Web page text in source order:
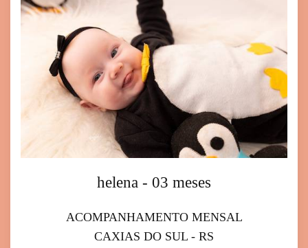
helena - 03 meses
ACOMPANHAMENTO MENSAL
CAXIAS DO SUL - RS